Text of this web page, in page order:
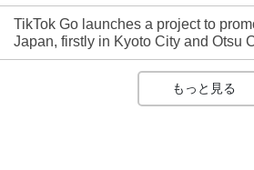
TikTok Go launches a project to
Japan, firstly in Kyoto City and Otsu
もっと見る